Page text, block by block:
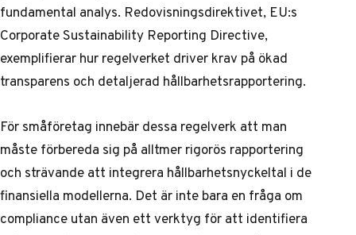
fundamental analys. Redovisningsdirektivet, EU:s
Corporate Sustainability Reporting Directive,
exemplifierar hur regelverket driver krav på ökad
transparens och detaljerad hållbarhetsrapportering.
För småföretag innebär dessa regelverk att man
måste förbereda sig på alltmer rigorös rapportering
och strävande att integrera hållbarhetsnyckeltal i de
finansiella modellerna. Det är inte bara en fråga om
compliance utan även ett verktyg för att identifiera